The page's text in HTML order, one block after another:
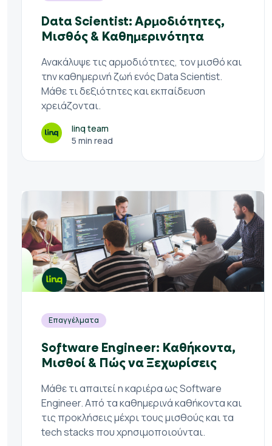
Data Scientist: Αρμοδιότητες,
Μισθός & Καθημερινότητα
Ανακάλυψε τις αρμοδιότητες, τον μισθό και
την καθημερινή ζωή ενός Data Scientist.
Μάθε τι δεξιότητες και εκπαίδευση
χρειάζονται.
linq team
5 min read
Επαγγέλματα
Software Engineer: Καθήκοντα,
Μισθοί & Πώς να Ξεχωρίσεις
Μάθε τι απαιτεί η καριέρα ως Software
Engineer. Από τα καθημερινά καθήκοντα και
τις προκλήσεις μέχρι τους μισθούς και τα
tech stacks που χρησιμοποιούνται.